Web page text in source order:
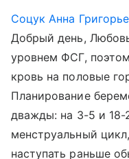
Соцук Анна
Добрый день,
уровнем ФСГ,
кровь на половые
Планирование
дважды: на 3-5 и 18-
менструальный
наступать раньше